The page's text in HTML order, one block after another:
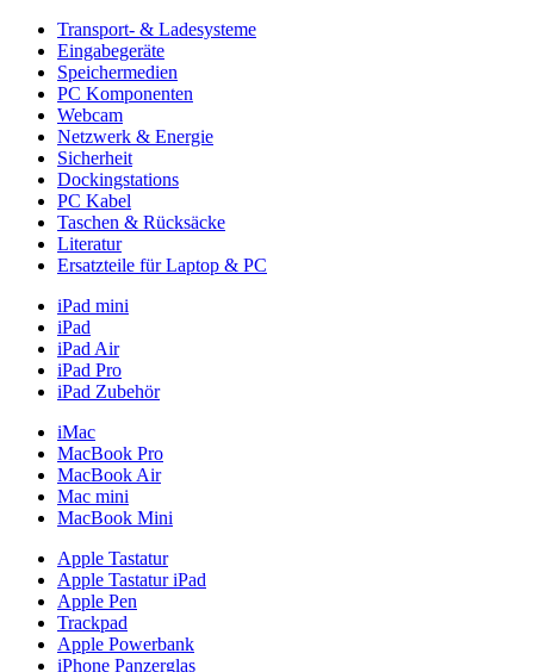
Transport- & Ladesysteme
Eingabegeräte
Speichermedien
PC Komponenten
Webcam
Netzwerk & Energie
Sicherheit
Dockingstations
PC Kabel
Taschen & Rücksäcke
Literatur
Ersatzteile für Laptop & PC
iPad mini
iPad
iPad Air
iPad Pro
iPad Zubehör
iMac
MacBook Pro
MacBook Air
Mac mini
MacBook Mini
Apple Tastatur
Apple Tastatur iPad
Apple Pen
Trackpad
Apple Powerbank
iPhone Panzerglas